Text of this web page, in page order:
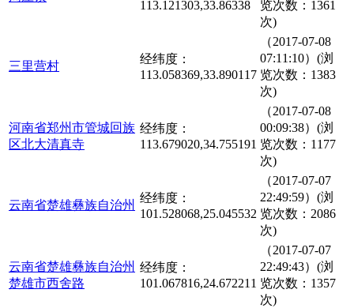
113.121303,33.86338
览次数：1361
次)
三里营村
经纬度：
113.058369,33.890117
（2017-07-08
07:11:10）(浏
览次数：1383
次)
河南省郑州市管城回族
区北大清真寺
经纬度：
113.679020,34.755191
（2017-07-08
00:09:38）(浏
览次数：1177
次)
云南省楚雄彝族自治州
经纬度：
101.528068,25.045532
（2017-07-07
22:49:59）(浏
览次数：2086
次)
云南省楚雄彝族自治州
楚雄市西舍路
经纬度：
101.067816,24.672211
（2017-07-07
22:49:43）(浏
览次数：1357
次)